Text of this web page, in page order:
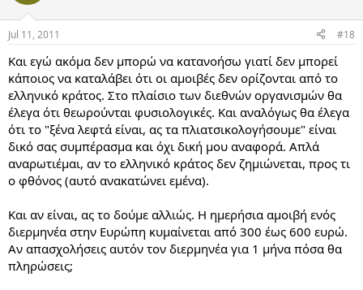
Jul 11, 2011 #18
Και εγώ ακόμα δεν μπορώ να κατανοήσω γιατί δεν μπορεί
κάποιος να καταλάβει ότι οι αμοιβές δεν ορίζονται από το
ελληνικό κράτος. Στο πλαίσιο των διεθνών οργανισμών θα
έλεγα ότι θεωρούνται φυσιολογικές. Και αναλόγως θα έλεγα
ότι το "ξένα λεφτά είναι, ας τα πλιατσικολογήσουμε" είναι
δικό σας συμπέρασμα και όχι δική μου αναφορά. Απλά
αναρωτιέμαι, αν το ελληνικό κράτος δεν ζημιώνεται, προς τι
ο φθόνος (αυτό ανακατώνει εμένα).
Και αν είναι, ας το δούμε αλλιώς. Η ημερήσια αμοιβή ενός
διερμηνέα στην Ευρώπη κυμαίνεται από 300 έως 600 ευρώ.
Αν απασχολήσεις αυτόν τον διερμηνέα για 1 μήνα πόσα θα
πληρώσεις;